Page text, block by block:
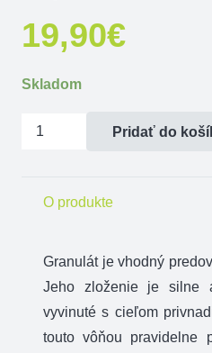
19,90€
Skladom
množstvo
jeleniu
Pridať do
O produkte
Granulát je vhodný
Jeho zloženie je silne
vyvinuté s cieľom
touto vôňou pravidelne